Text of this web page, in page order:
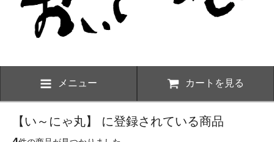
メニュー カートを見る
【い～にゃ丸】 に登録されている商品